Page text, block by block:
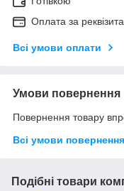
Оплата за
Всі умови оплати
Умови повернення
Повернення товару
Всі умови повернення
Подібні товари